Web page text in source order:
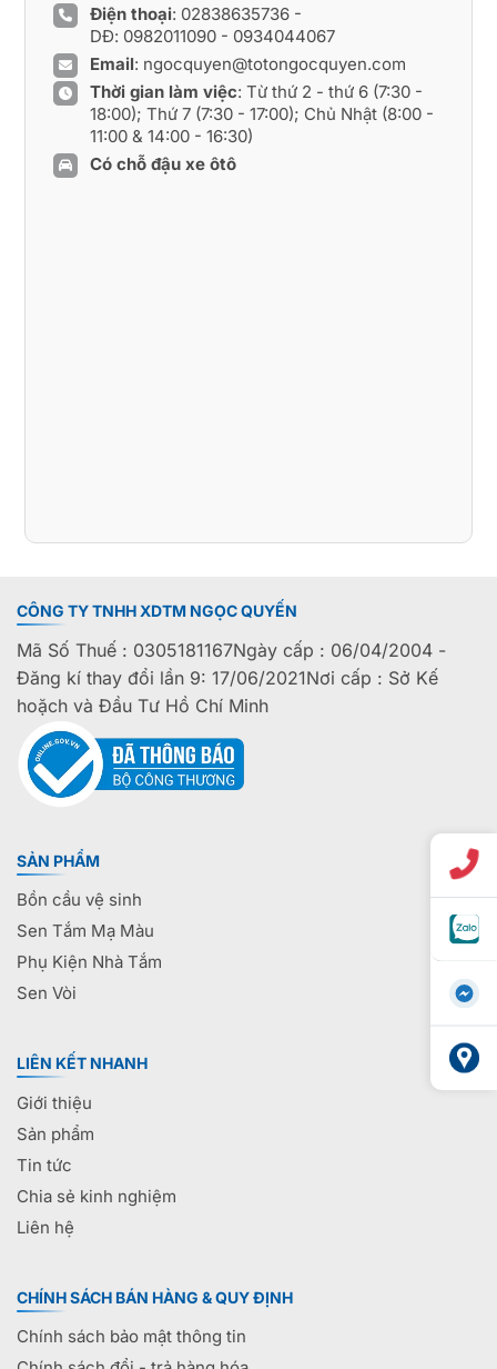
Điện thoại: 02838635736 -
DĐ: 0982011090- 0934044067
Email: ngocquyen@totongocquyen.com
Thời gian làm việc: Từ thứ 2 - thứ 6 (7:30 -
18:00); Thứ 7 (7:30 - 17:00); Chủ Nhật (8:00 -
11:00 & 14:00 - 16:30)
Có chỗ đậu xe ôtô
CÔNG TY TNHH XDTM NGỌC QUYẾN
Mã Số Thuế : 0305181167Ngày cấp : 06/04/2004 -
Đăng kí thay đổi lần 9: 17/06/2021Nơi cấp : Sở Kế
hoặch và Đầu Tư Hồ Chí Minh
SẢN PHẨM
Bồn cầu vệ sinh
Sen Tắm Mạ Màu
Phụ Kiện Nhà Tắm
Sen Vòi
LIÊN KẾT NHANH
Giới thiệu
Sản phẩm
Tin tức
Chia sẻ kinh nghiệm
Liên hệ
CHÍNH SÁCH BÁN HÀNG & QUY ĐỊNH
Chính sách bảo mật thông tin